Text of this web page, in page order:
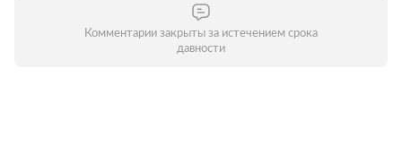
Комментарии закрыты за истечением срока
давности